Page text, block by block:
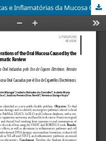
Alterações Genotóxicas, Citotóxicas e Inflamatórias da Mucosa Oral Induzidas pelo Uso de Cigarro Eletrônico: Revisão Sistemática da Literatura